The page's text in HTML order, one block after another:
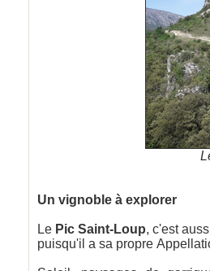
Un vignoble à explorer
Le Pic Saint-Loup, c'est
puisqu'il a sa propre